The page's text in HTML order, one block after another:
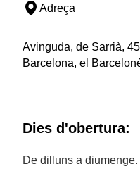
Adreça
Avinguda, de Sarrià,
Barcelona, el
Dies d'obertura:
De dilluns a diumenge.